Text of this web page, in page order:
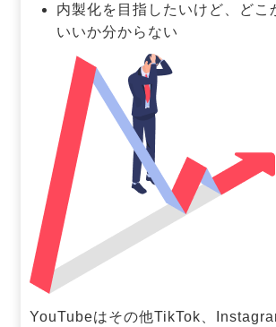
内製化を目指したいけど、どこ
いいか分からない
YouTubeはその他TikTok、